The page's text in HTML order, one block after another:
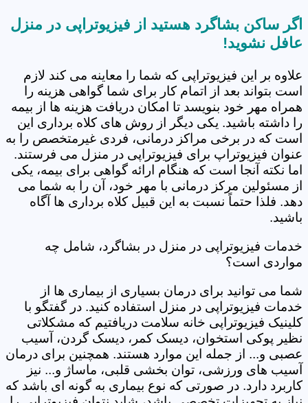
اگر ساکن بشاگرد هستید از فیزیوتراپی در منزل
عافل نشوید!
علاوه بر این فیزیوتراپی که شما را معاینه می کند لازم
است بتواند بعد از اتمام کار برای شما گواهی هزینه را
همراه مهر خود بنویسد تا امکان دریافت هزینه ها از بیمه
را داشته باشید. یکی دیگر از روش های کلاه برداری این
است که در برخی مراکز درمانی، فردی غیرمتخصص را به
عنوان فیزیوتراپ برای فیزیوتراپی در منزل می فرستند.
اما نکته آنجا است که هنگام ارائه گواهی برای بیمه، یکی
از مسئولین مرکز درمانی با مهر خود، آن را به شما می
دهد. فلذا حتماً نسبت به این قبیل کلاه برداری ها آگاه
باشید.
خدمات فیزیوتراپی در منزل در بشاگرد، شامل چه
مواردی است؟
شما می توانید برای درمان بسیاری از بیماری ها از
خدمات فیزیوتراپی در منزل استفاده کنید. در گفتگو با
کلینیک فیزیوتراپی خانه سلامت دریافتیم که مشکلاتی
نظیر پوکی استخوان، دیسک کمر، دیسک گردن، آسیب
عصبی و... از جمله این موارد هستند. همچنین برای درمان
آسیب های ورزشی، توان بخشی قلبی، ماساژ و... نیز
کاربرد دارد. در صورتی که نوع بیماری به گونه ای باشد که